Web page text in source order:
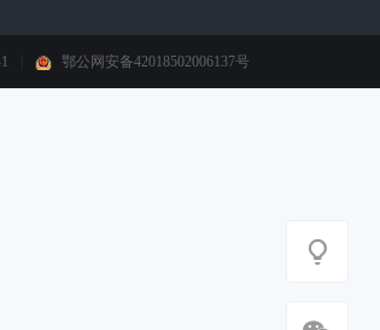
鄂公网安备42018502006137号